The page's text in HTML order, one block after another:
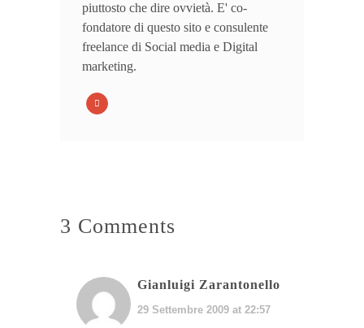
piuttosto che dire ovvietà. E' co-
fondatore di questo sito e consulente
freelance di Social media e Digital
marketing.
3 Comments
Gianluigi Zarantonello
29 Settembre 2009 at 22:57